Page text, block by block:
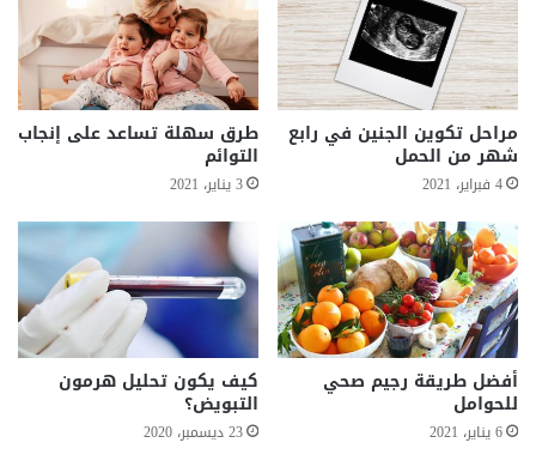
مراحل تكوين الجنين في رابع
شهر من الحمل
4 فبراير، 2021
طرق سهلة تساعد على إنجاب
التوائم
3 يناير، 2021
أفضل طريقة رجيم صحي
للحوامل
6 يناير، 2021
كيف يكون تحليل هرمون
التبويض؟
23 ديسمبر، 2020